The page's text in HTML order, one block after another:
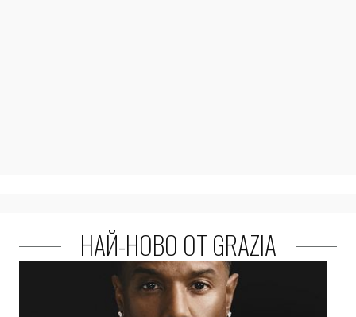
НАЙ-НОВО ОТ GRAZIA